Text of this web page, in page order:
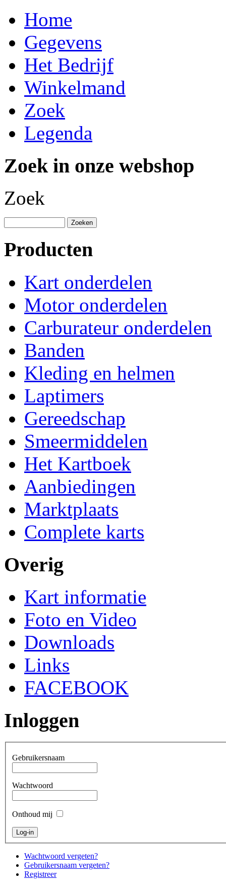
Home
Gegevens
Het Bedrijf
Winkelmand
Zoek
Legenda
Zoek in onze webshop
Zoek
Producten
Kart onderdelen
Motor onderdelen
Carburateur onderdelen
Banden
Kleding en helmen
Laptimers
Gereedschap
Smeermiddelen
Het Kartboek
Aanbiedingen
Marktplaats
Complete karts
Overig
Kart informatie
Foto en Video
Downloads
Links
FACEBOOK
Inloggen
Gebruikersnaam
Wachtwoord
Onthoud mij
Wachtwoord vergeten?
Gebruikersnaam vergeten?
Registreer